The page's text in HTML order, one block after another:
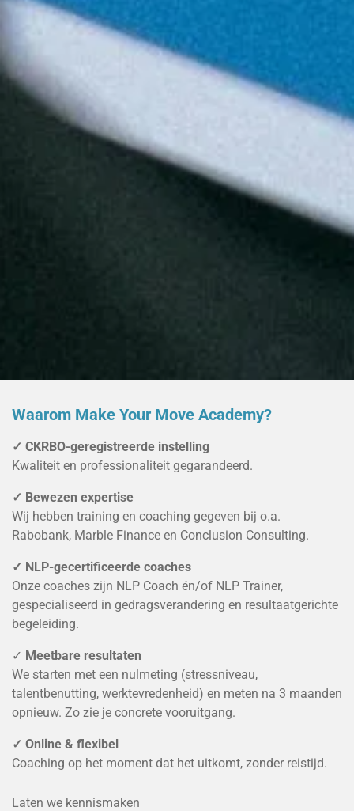
Waarom Make Your Move Academy?
✓ CKRBO-geregistreerde instelling
Kwaliteit en professionaliteit gegarandeerd.
✓ Bewezen expertise
Wij hebben training en coaching gegeven bij o.a.
Rabobank, Marble Finance en Conclusion Consulting.
✓ NLP-gecertificeerde coaches
Onze coaches zijn NLP Coach én/of NLP Trainer,
gespecialiseerd in gedragsverandering en resultaatgerichte
begeleiding.
✓ Meetbare resultaten
We starten met een nulmeting (stressniveau,
talentbenutting, werktevredenheid) en meten na 3 maanden
opnieuw. Zo zie je concrete vooruitgang.
✓ Online & flexibel
Coaching op het moment dat het uitkomt, zonder reistijd.
Laten we kennismaken